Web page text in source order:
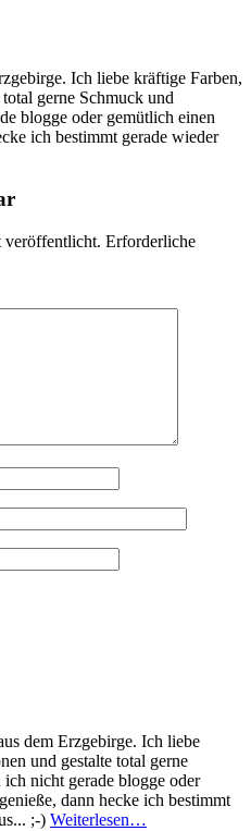
Ich liebe kräftige Farben,
gerne Schmuck und
blogge oder gemütlich einen
ich bestimmt gerade wieder
Erforderliche
dem Erzgebirge. Ich liebe
und gestalte total gerne
nicht gerade blogge oder
dann hecke ich bestimmt
;-) Weiterlesen…